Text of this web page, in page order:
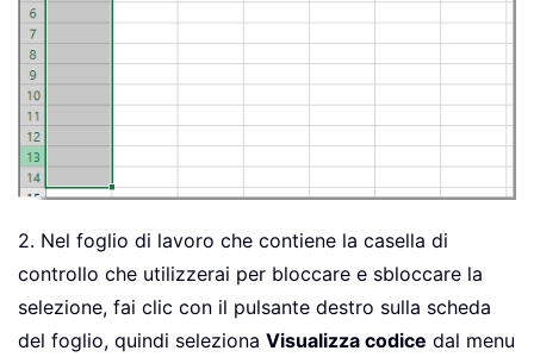
2. Nel foglio di lavoro che contiene la casella di
controllo che utilizzerai per bloccare e sbloccare la
selezione, fai clic con il pulsante destro sulla scheda
del foglio, quindi seleziona Visualizza codice dal menu